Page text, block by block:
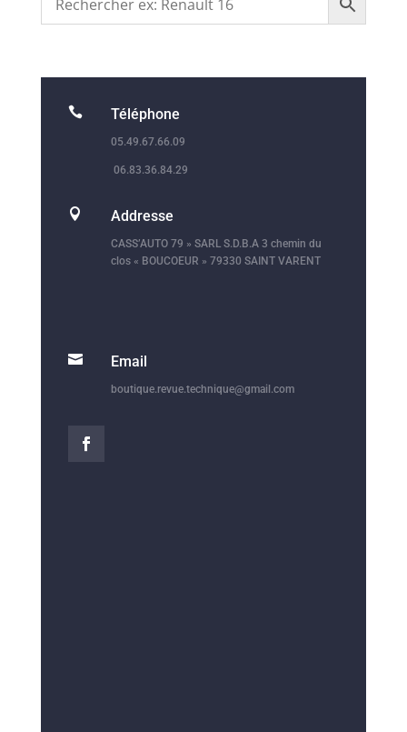
 Téléphone
05.49.67.66.09
06.83.36.84.29
 Addresse
CASS’AUTO 79 » SARL S.D.B.A 3 chemin du
clos « BOUCOEUR » 79330 SAINT VARENT
 Email
boutique.revue.technique@gmail.com